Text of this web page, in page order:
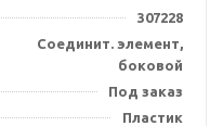
307228
Соединит. элемент,
боковой
Под заказ
Пластик